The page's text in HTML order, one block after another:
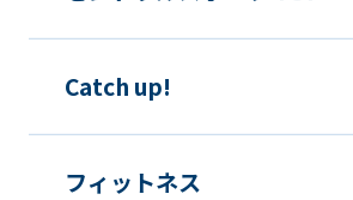
Catch up!
フィットネス